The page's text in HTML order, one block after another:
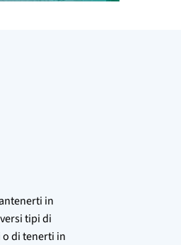
in
tipi di
o di tenerti in